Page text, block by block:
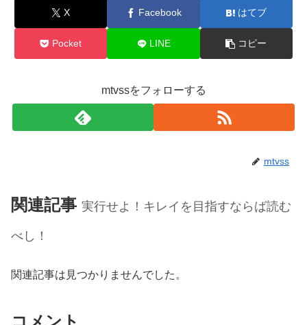
X Facebook はてブ
Pocket LINE コピー
mtvssをフォローする
mtvss
関連記事 実行せよ！キレイを目指すならば読む
べし！
関連記事は見つかりませんでした。
コメント